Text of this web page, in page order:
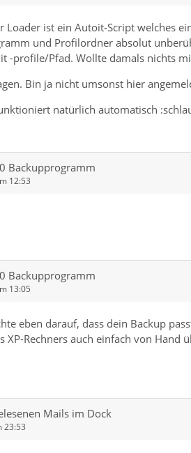
Loader ist ein Autoit-Script welches
und Profilordner absolut
-profile/Pfad. Wollte damals nichts
Bin ja nicht umsonst hier
natürlich automatisch
Backupprogramm
12:53
Backupprogramm
13:05
eben darauf, dass dein Backup
Rechners auch einfach von Hand
Mails im Dock
23:53